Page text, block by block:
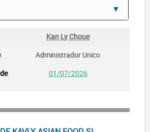
Kan Ly Choue
Administrador Unico
01/07/2026